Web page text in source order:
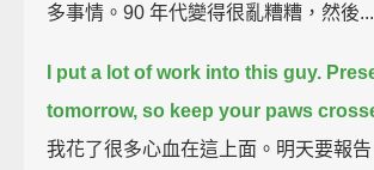
多事情。90 年代變得很亂糟糟，然後...
I put a lot of work into this guy.
tomorrow, so keep your paws
我花了很多心血在這上面。明天要報